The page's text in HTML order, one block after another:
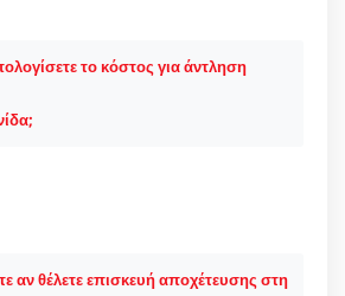
το κόστος για άντληση
αν θέλετε επισκευή αποχέτευσης στη